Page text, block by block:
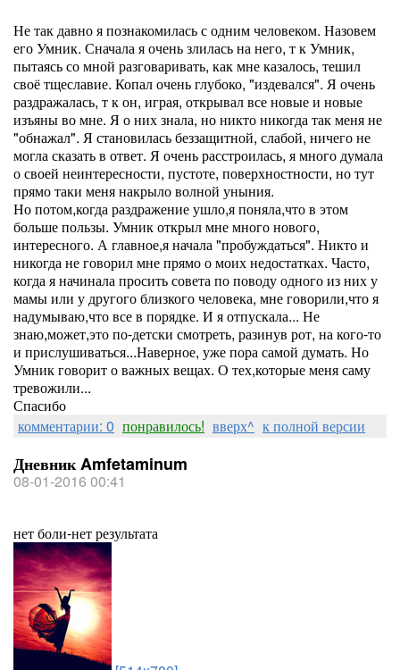
Не так давно я познакомилась с одним человеком. Назовем
его Умник. Сначала я очень злилась на него, т к Умник,
пытаясь со мной разговаривать, как мне казалось, тешил
своё тщеславие. Копал очень глубоко, "издевался". Я очень
раздражалась, т к он, играя, открывал все новые и новые
изъяны во мне. Я о них знала, но никто никогда так меня не
"обнажал". Я становилась беззащитной, слабой, ничего не
могла сказать в ответ. Я очень расстроилась, я много думала
о своей неинтересности, пустоте, поверхностности, но тут
прямо таки меня накрыло волной уныния.
Но потом,когда раздражение ушло,я поняла,что в этом
больше пользы. Умник открыл мне много нового,
интересного. А главное,я начала "пробуждаться". Никто и
никогда не говорил мне прямо о моих недостатках. Часто,
когда я начинала просить совета по поводу одного из них у
мамы или у другого близкого человека, мне говорили,что я
надумываю,что все в порядке. И я отпускала... Не
знаю,может,это по-детски смотреть, разинув рот, на кого-то
и прислушиваться...Наверное, уже пора самой думать. Но
Умник говорит о важных вещах. О тех,которые меня саму
тревожили...
Спасибо
комментарии: 0 понравилось! вверх^ к полной версии
Дневник Amfetaminum
08-01-2016 00:41
нет боли-нет результата